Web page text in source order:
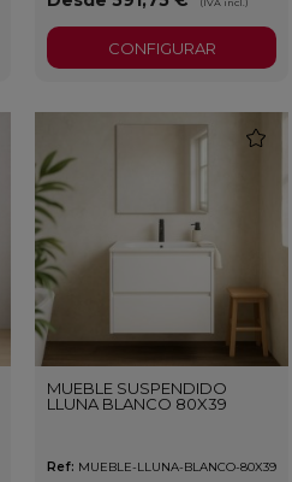
CONFIGURAR
MUEBLE SUSPENDIDO
LLUNA BLANCO 80X39
Ref: MUEBLE-LLUNA-BLANCO-80X39